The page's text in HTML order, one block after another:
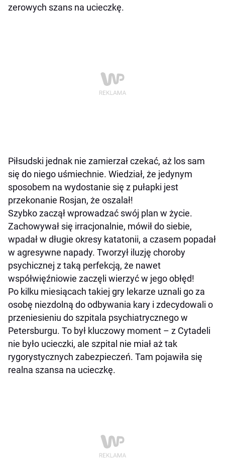
zerowych szans na ucieczkę.
Piłsudski jednak nie zamierzał czekać, aż los sam
się do niego uśmiechnie. Wiedział, że jedynym
sposobem na wydostanie się z pułapki jest
przekonanie Rosjan, że oszalał!
Szybko zaczął wprowadzać swój plan w życie.
Zachowywał się irracjonalnie, mówił do siebie,
wpadał w długie okresy katatonii, a czasem popadał
w agresywne napady. Tworzył iluzję choroby
psychicznej z taką perfekcją, że nawet
współwięźniowie zaczęli wierzyć w jego obłęd!
Po kilku miesiącach takiej gry lekarze uznali go za
osobę niezdolną do odbywania kary i zdecydowali o
przeniesieniu do szpitala psychiatrycznego w
Petersburgu. To był kluczowy moment – z Cytadeli
nie było ucieczki, ale szpital nie miał aż tak
rygorystycznych zabezpieczeń. Tam pojawiła się
realna szansa na ucieczkę.